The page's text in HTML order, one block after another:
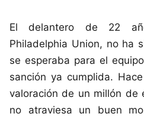
El delantero de 22
Philadelphia Union, no ha
se esperaba para el
sanción ya cumplida.
valoración de un millón de
no atraviesa un buen